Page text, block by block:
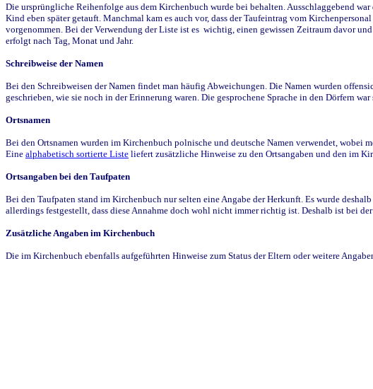
Die ursprüngliche Reihenfolge aus dem Kirchenbuch wurde bei behalten. Ausschlaggebend
Kind eben später getauft. Manchmal kam es auch vor, dass der Taufeintrag vom
vorgenommen. Bei der Verwendung der Liste ist es wichtig, einen gewissen Zeitraum davor
erfolgt nach Tag, Monat und Jahr.
Schreibweise der Namen
Bei den Schreibweisen der Namen findet man häufig Abweichungen. Die Namen wurden
geschrieben, wie sie noch in der Erinnerung waren. Die gesprochene Sprache in den Dörfern
Ortsnamen
Bei den Ortsnamen wurden im Kirchenbuch polnische und deutsche Namen verwendet, wobei
Eine alphabetisch sortierte Liste liefert zusätzliche Hinweise zu den Ortsangaben und den im
Ortsangaben bei den Taufpaten
Bei den Taufpaten stand im Kirchenbuch nur selten eine Angabe der Herkunft. Es wurde
allerdings festgestellt, dass diese Annahme doch wohl nicht immer richtig ist. Deshalb ist bei
Zusätzliche Angaben im Kirchenbuch
Die im Kirchenbuch ebenfalls aufgeführten Hinweise zum Status der Eltern oder weitere